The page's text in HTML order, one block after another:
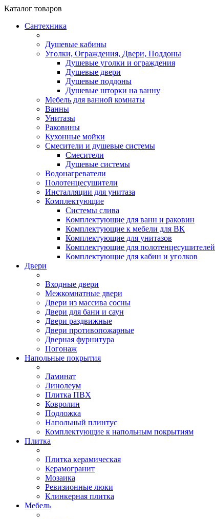
Каталог товаров
Сантехника
Душевые кабины
Уголки, Ограждения, Двери, Поддоны
Душевые уголки и ограждения
Душевые двери
Душевые поддоны
Душевые шторки на ванну
Мебель для ванной комнаты
Ванны
Унитазы
Раковины
Кухонные мойки
Смесители и душевые системы
Смесители
Душевые системы
Водонагреватели
Полотенцесушители
Инсталляции для унитаза
Комплектующие
Системы слива
Комплектующие для ванн и раковин
Комплектующие к мебели для ВК
Комплектующие для унитазов
Комплектующие для полотенцесушителей
Комплектующие для кабин и уголков
Двери
Входные двери
Межкомнатные двери
Двери из массива сосны
Двери для бани и саун
Двери раздвижные
Двери противопожарные
Дверная фурнитура
Погонаж
Напольные покрытия
Ламинат
Линолеум
Плитка ПВХ
Ковролин
Подложка
Напольный плинтус
Комплектующие к напольным покрытиям
Плитка
Плитка керамическая
Керамогранит
Мозаика
Ревизионные люки
Клинкерная плитка
Мебель